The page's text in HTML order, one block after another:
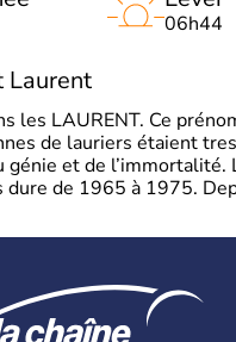
06h44
Laurent
les LAURENT. Ce
de lauriers étaient
génie et de l’immortalité.
dure de 1965 à 1975.